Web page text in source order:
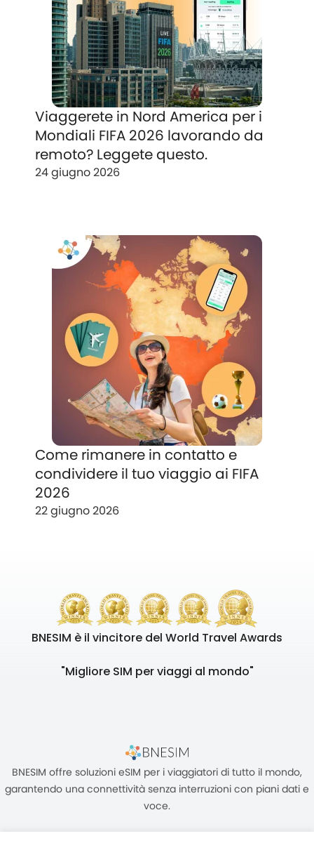
Viaggerete in Nord America per i
Mondiali FIFA 2026 lavorando da
remoto? Leggete questo.
24 giugno 2026
Come rimanere in contatto e
condividere il tuo viaggio ai FIFA
2026
22 giugno 2026
BNESIM è il vincitore del World Travel Awards
"Migliore SIM per viaggi al mondo"
BNESIM offre soluzioni eSIM per i viaggiatori di tutto il mondo,
garantendo una connettività senza interruzioni con piani dati e
voce.